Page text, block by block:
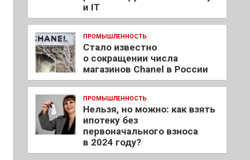
и IT
ПРОМЫШЛЕННОСТЬ
Стало известно
о сокращении числа
магазинов Chanel в России
ПРОМЫШЛЕННОСТЬ
Нельзя, но можно: как взять
ипотеку без
первоначального взноса
в 2024 году?